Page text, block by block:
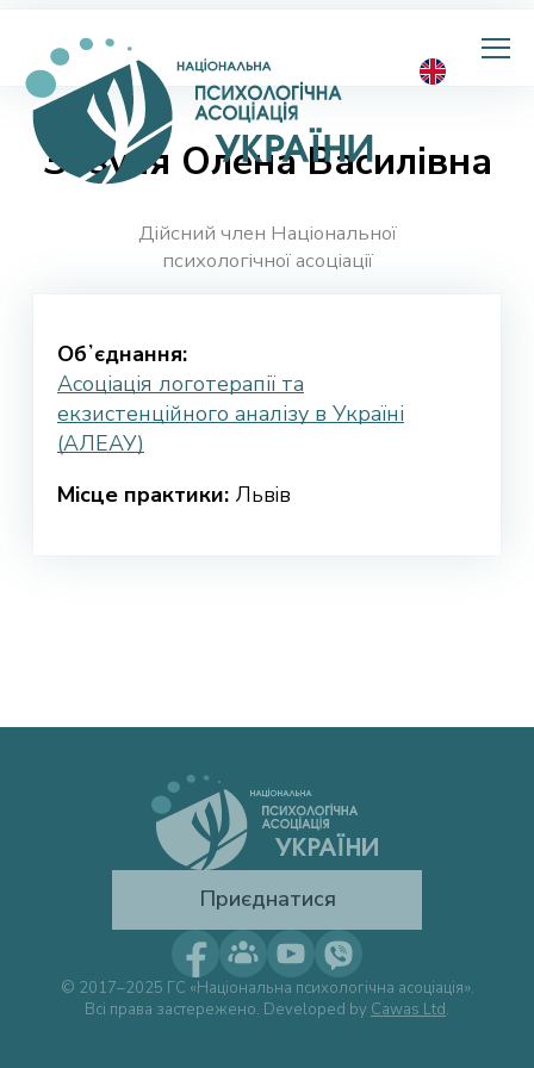
Національна
психологічна
Зозуля Олена Василiвна
Дійсний член Національної
психологічної асоціації
Обʼєднання:
Асоціація логотерапії та
екзистенційного аналізу в Україні
(АЛЕАУ)
Місце практики: Львiв
Приєднатися
© 2017–2025 ГС «Національна психологічна асоціація».
Всі права застережено. Developed by Cawas Ltd.